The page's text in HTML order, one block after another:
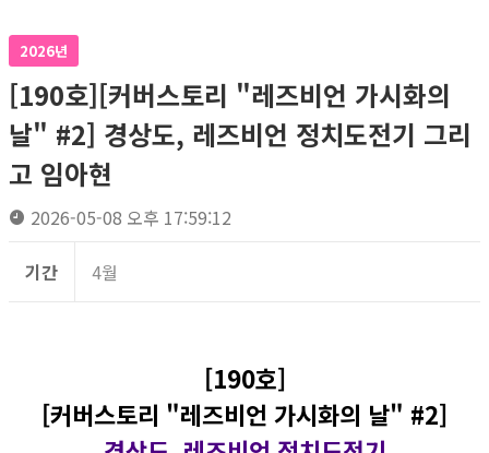
2026년
[190호][커버스토리 "레즈비언 가시화의
날" #2] 경상도, 레즈비언 정치도전기 그리
고 임아현
2026-05-08 오후 17:59:12
기간 4월
[190호]
[커버스토리 "레즈비언 가시화의 날" #2]